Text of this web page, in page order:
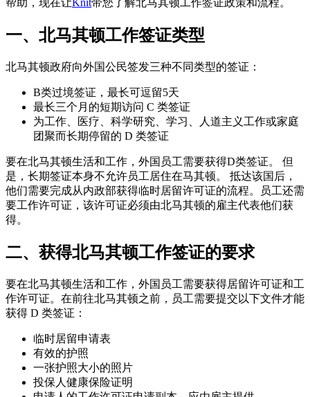
帮助，现在让Knit带您了解北马其顿工作签证政策和流程。
一、北马其顿工作签证类型
北马其顿政府向外国公民签发三种不同类型的签证：
B类过境签证，最长可逗留5天
最长三个月的短期访问 C 类签证
为工作、医疗、科学研究、学习、人道主义工作或家庭
团聚而长期停留的 D 类签证
要在北马其顿生活和工作，外国员工需要获得D类签证。 但
是，长期签证本身不允许员工居住在马其顿。 抵达该国后，
他们需要完成从内政部获得临时居留许可证的流程。员工还需
要工作许可证，该许可证必须由北马其顿的雇主代表他们获
得。
二、获得北马其顿工作签证的要求
要在北马其顿生活和工作，外国员工需要获得居留许可证和工
作许可证。在前往北马其顿之前，员工需要提交以下文件才能
获得 D 类签证：
临时居留申请表
有效的护照
一张护照大小的照片
投保人健康保险证明